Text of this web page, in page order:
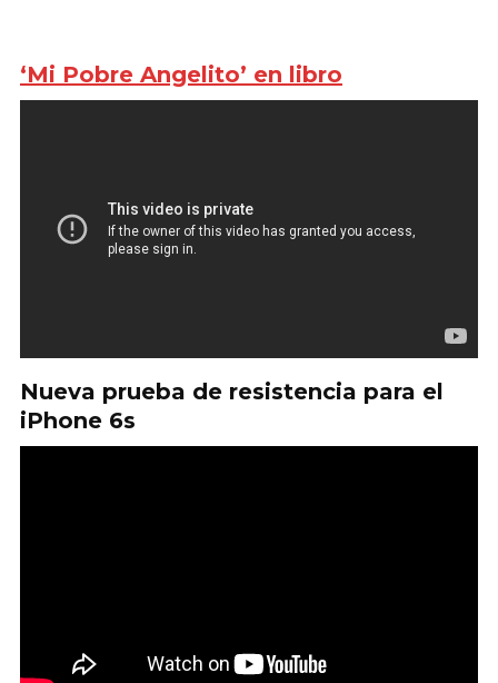
‘Mi Pobre Angelito’ en libro
Nueva prueba de resistencia para el
iPhone 6s